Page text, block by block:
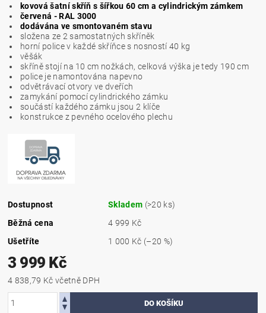
kovová šatní skříň s šířkou 60 cm a cylindrickým zámkem
červená - RAL 3000
dodávána ve smontovaném stavu
složena ze 2 samostatných skříněk
horní police v každé skříňce s nosností 40 kg
věšák
skříně stojí na 10 cm nožkách, celková výška je tedy 190 cm
police je namontována napevno
odvětrávací otvory ve dveřích
zamykání pomocí cylindrického zámku
součástí každého zámku jsou 2 klíče
konstrukce z pevného ocelového plechu
Dostupnost Skladem (>20 ks)
Běžná cena
4 999 Kč
Ušetříte
1 000 Kč (–20 %)
3 999 Kč
4 838,79 Kč včetně DPH